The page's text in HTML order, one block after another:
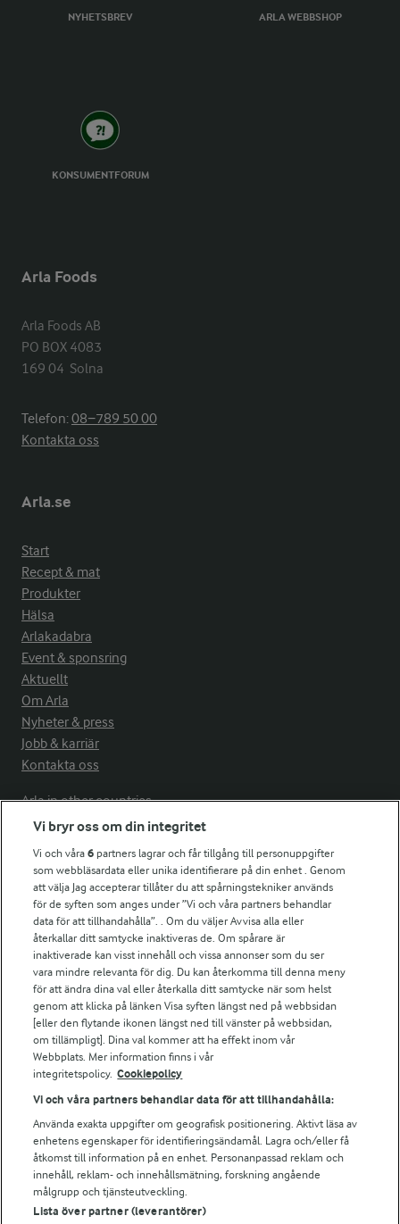
NYHETSBREV ARLA WEBBSHOP
KONSUMENTFORUM
Arla Foods
Arla Foods AB
PO BOX 4083
169 04  Solna
Telefon:08−789 50 00
Kontakta oss
Arla.se
Start
Recept & mat
Produkter
Hälsa
Arlakadabra
Event & sponsring
Aktuellt
Om Arla
Nyheter & press
Jobb & karriär
Kontakta oss
Arla in other countries
Fler Arlasajter
För ägare
Arlas kundportal
Arla.com
Falbygdens Ost
Arla webbshop
Bildbank
Följ oss
Vi bryr oss om din integritet
Vi och våra6 partners lagrar och får tillgång till personuppgifter
som webbläsardata eller unika identifierare på din enhet . Genom
att välja Jag accepterar tillåter du att spårningstekniker används
för de syften som anges under ”Vi och våra partners behandlar
data för att tillhandahålla”. . Om du väljer Avvisa alla eller
återkallar ditt samtycke inaktiveras de. Om spårare är
inaktiverade kan visst innehåll och vissa annonser som du ser
vara mindre relevanta för dig. Du kan återkomma till denna meny
för att ändra dina val eller återkalla ditt samtycke när som helst
genom att klicka på länken Visa syften längst ned på webbsidan
[eller den flytande ikonen längst ned till vänster på webbsidan,
om tillämpligt]. Dina val kommer att ha effekt inom vår
Webbplats. Mer information finns i vår
integritetspolicy. Cookiepolicy
Vi och våra partners behandlar data för att tillhandahålla:
Använda exakta uppgifter om geografisk positionering. Aktivt läsa av
enhetens egenskaper för identifieringsändamål. Lagra och/eller få
åtkomst till information på en enhet. Personanpassad reklam och
innehåll, reklam- och innehållsmätning, forskning angående
målgrupp och tjänsteutveckling.
Lista över partner (leverantörer)